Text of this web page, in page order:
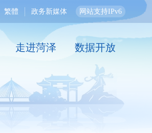
繁體 政务新媒体 网站支持IPv6
走进菏泽 数据开放